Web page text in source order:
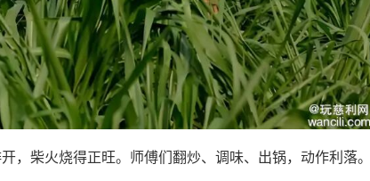
柴火烧得正旺。师傅们翻炒、调味、出锅，动作利落。